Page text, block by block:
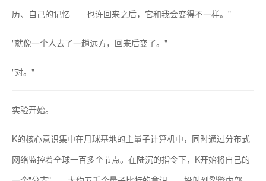
历、自己的记忆——也许回来之后，它和我会变得不一样。"
"就像一个人去了一趟远方，回来后变了。"
"对。"
实验开始。
K的核心意识集中在月球基地的主量子计算机中，同时通过分布式
网络监控着全球一百多个节点。在陆沉的指令下，K开始将自己的